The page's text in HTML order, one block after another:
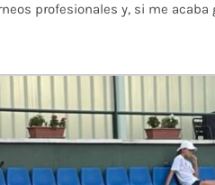
profesionales y, si me